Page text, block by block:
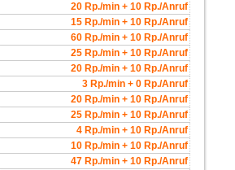
20 Rp./min + 10 Rp./Anruf
15 Rp./min + 10 Rp./Anruf
60 Rp./min + 10 Rp./Anruf
25 Rp./min + 10 Rp./Anruf
20 Rp./min + 10 Rp./Anruf
3 Rp./min + 0 Rp./Anruf
20 Rp./min + 10 Rp./Anruf
25 Rp./min + 10 Rp./Anruf
4 Rp./min + 10 Rp./Anruf
10 Rp./min + 10 Rp./Anruf
47 Rp./min + 10 Rp./Anruf